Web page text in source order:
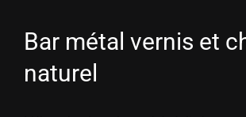
Bar métal vernis et
naturel